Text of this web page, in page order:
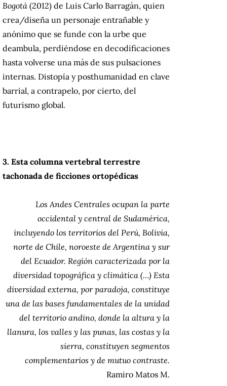
Bogotá (2012) de Luis Carlo Barragán, quien
crea/diseña un personaje entrañable y
anónimo que se funde con la urbe que
deambula, perdiéndose en decodificaciones
hasta volverse una más de sus pulsaciones
internas. Distopía y posthumanidad en clave
barrial, a contrapelo, por cierto, del
futurismo global.
3. Esta columna vertebral terrestre
tachonada de ficciones ortopédicas
Los Andes Centrales ocupan la parte
occidental y central de Sudamérica,
incluyendo los territorios del Perú, Bolivia,
norte de Chile, noroeste de Argentina y sur
del Ecuador. Región caracterizada por la
diversidad topográfica y climática (…) Esta
diversidad externa, por paradoja, constituye
una de las bases fundamentales de la unidad
del territorio andino, donde la altura y la
llanura, los valles y las punas, las costas y la
sierra, constituyen segmentos
complementarios y de mutuo contraste.
Ramiro Matos M.